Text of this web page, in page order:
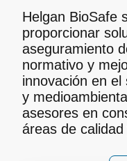
Helgan BioSafe
proporcionar
aseguramiento
normativo y
innovación en
y
asesores en
áreas de